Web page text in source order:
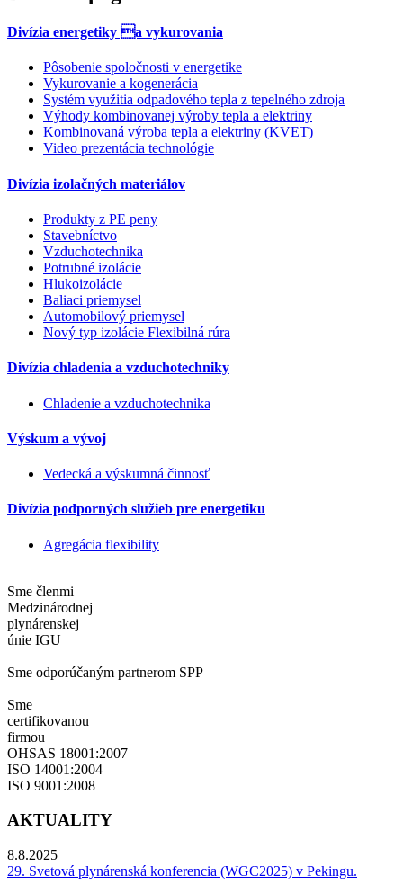
Divízia energetiky a vykurovania
Pôsobenie spoločnosti v energetike
Vykurovanie a kogenerácia
Systém využitia odpadového tepla z tepelného zdroja
Výhody kombinovanej výroby tepla a elektriny
Kombinovaná výroba tepla a elektriny (KVET)
Video prezentácia technológie
Divízia izolačných materiálov
Produkty z PE peny
Stavebníctvo
Vzduchotechnika
Potrubné izolácie
Hlukoizolácie
Baliaci priemysel
Automobilový priemysel
Nový typ izolácie Flexibilná rúra
Divízia chladenia a vzduchotechniky
Chladenie a vzduchotechnika
Výskum a vývoj
Vedecká a výskumná činnosť
Divízia podporných služieb pre energetiku
Agregácia flexibility
Sme členmi
Medzinárodnej
plynárenskej
únie IGU
Sme odporúčaným partnerom SPP
Sme
certifikovanou
firmou
OHSAS 18001:2007
ISO 14001:2004
ISO 9001:2008
AKTUALITY
8.8.2025
29. Svetová plynárenská konferencia (WGC2025) v Pekingu.